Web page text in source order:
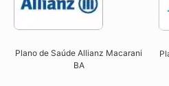
Plano de Saúde Allianz Macarani
BA​